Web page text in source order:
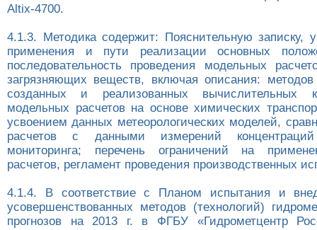
Altix-4700.
4.1.3. Методика содержит: Пояснительную записку,
применения и пути реализации основных
последовательность проведения модельных
загрязняющих веществ, включая описания:
созданных и реализованных вычислительных
модельных расчетов на основе химических
усвоением данных метеорологических моделей,
расчетов с данными измерений
мониторинга; перечень ограничений на
расчетов, регламент проведения производственных
4.1.4. В соответствие с Планом испытания и
усовершенствованных методов (технологий)
прогнозов на 2013 г. в ФГБУ «Гидрометцентр